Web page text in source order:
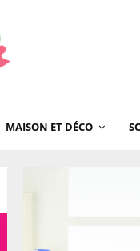
MAISON ET DÉCO